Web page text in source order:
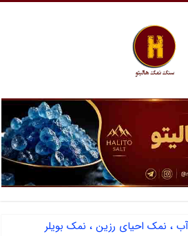
نمک احیای رزین ، نمک بویلر